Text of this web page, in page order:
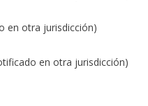
en otra jurisdicción)
en otra jurisdicción)